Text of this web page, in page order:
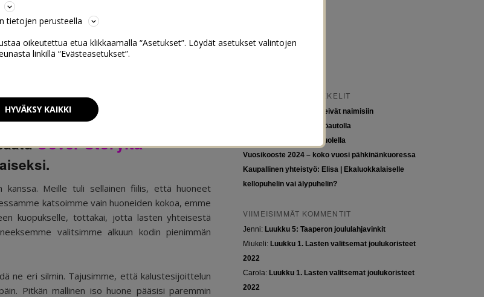
Cover Storylta
kanssa. Meille tuli sellainen fiilis, että huoneet
katsoimme vain huoneiden kokoa, emme
kuopukselle, tottakai, jotta lasten yhteisestä
valitsimme alkuun kodin pienimmän
ne eri silmin. Tajusimme, että kalustesijoittelun
Pitkän mallinen iso huone pääsisi paremmin
VIIMEISIMMÄT ARTIKKELIT
Tytöt kuuluvat kouluun, eivät naimisiin
Euroopan roadtrip sähköautolla
Tyttöjen ja tasa-arvon puolella
Vuosikooste 2024 – koko vuosi pähkinänkuoressa
Kaupallinen yhteistyö: Elisa | Ekaluokkalaiselle
kellopuhelin vai älypuhelin?
VIIMEISIMMÄT KOMMENTIT
Jenni: Luukku 5: Taaperon joululahjavinkit
Miukeli: Luukku 1. Lasten valitsemat joulukoristeet
2022
Carola: Luukku 1. Lasten valitsemat joulukoristeet
2022
tietojen perusteella
oikeutettua etua klikkaamalla “Asetukset”. Löydät asetukset valintojen
linkillä “Evästeasetukset”.
HYVÄKSY KAIKKI